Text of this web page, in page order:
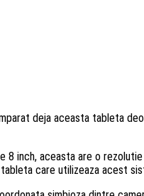
deja aceasta tableta
8 inch, aceasta are o
care utilizeaza acest